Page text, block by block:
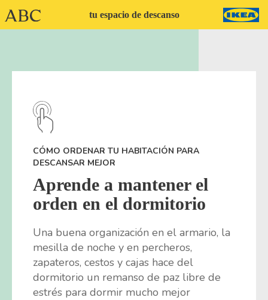
tu espacio de descanso
CÓMO ORDENAR TU HABITACIÓN PARA
DESCANSAR MEJOR
Aprende a mantener el
orden en el dormitorio
Una buena organización en el armario, la
mesilla de noche y en percheros,
zapateros, cestos y cajas hace del
dormitorio un remanso de paz libre de
estrés para dormir mucho mejor